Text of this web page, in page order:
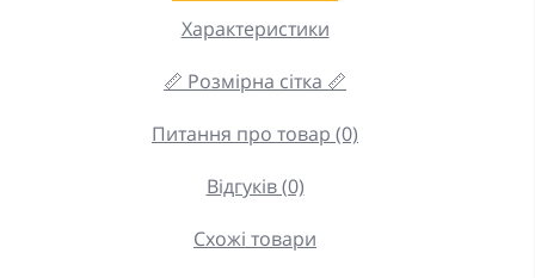
Характеристики
📏 Розмірна сітка 📏
Питання про товар (0)
Відгуків (0)
Схожі товари